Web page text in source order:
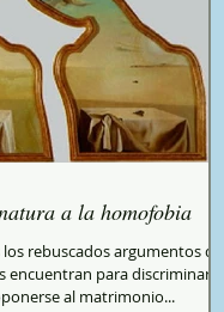
a la homofobia
rebuscados argumentos que
para discriminar a
al matrimonio...